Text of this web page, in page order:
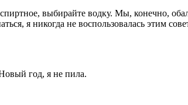
выбирайте водку. Мы, конечно,
я никогда не воспользовалась этим
год, я не пила.